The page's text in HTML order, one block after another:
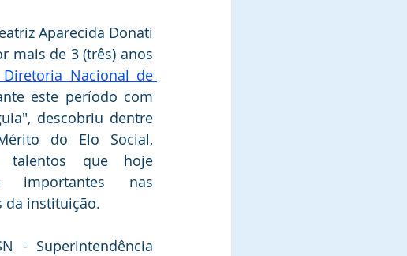
Aparecida Donati
mais de 3 (três) anos
Nacional de
este período com
descobriu dentre
do Elo Social,
talentos que hoje
importantes nas
da instituição.
- Superintendência